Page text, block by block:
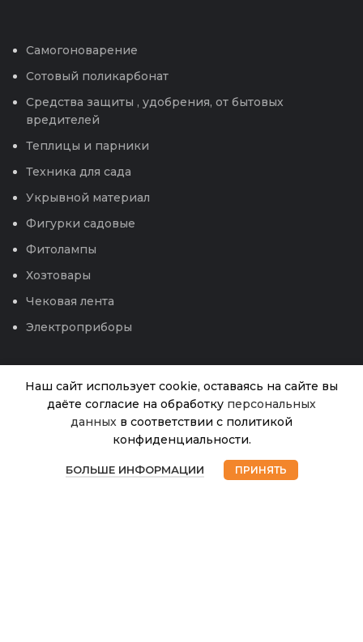
Самогоноварение
Сотовый поликарбонат
Средства защиты , удобрения, от бытовых
вредителей
Теплицы и парники
Техника для сада
Укрывной материал
Фигурки садовые
Фитолампы
Хозтовары
Чековая лента
Электроприборы
Наш сайт использует cookie, оставаясь на сайте вы
даёте согласие на обработку персональных
данных в соответствии с политикой
конфиденциальности.
БОЛЬШЕ ИНФОРМАЦИИ ПРИНЯТЬ
Фигурка
80 L-120755.00₽
наличии
лишь 2
Магазин Избранное Корзина Мой аккаунт